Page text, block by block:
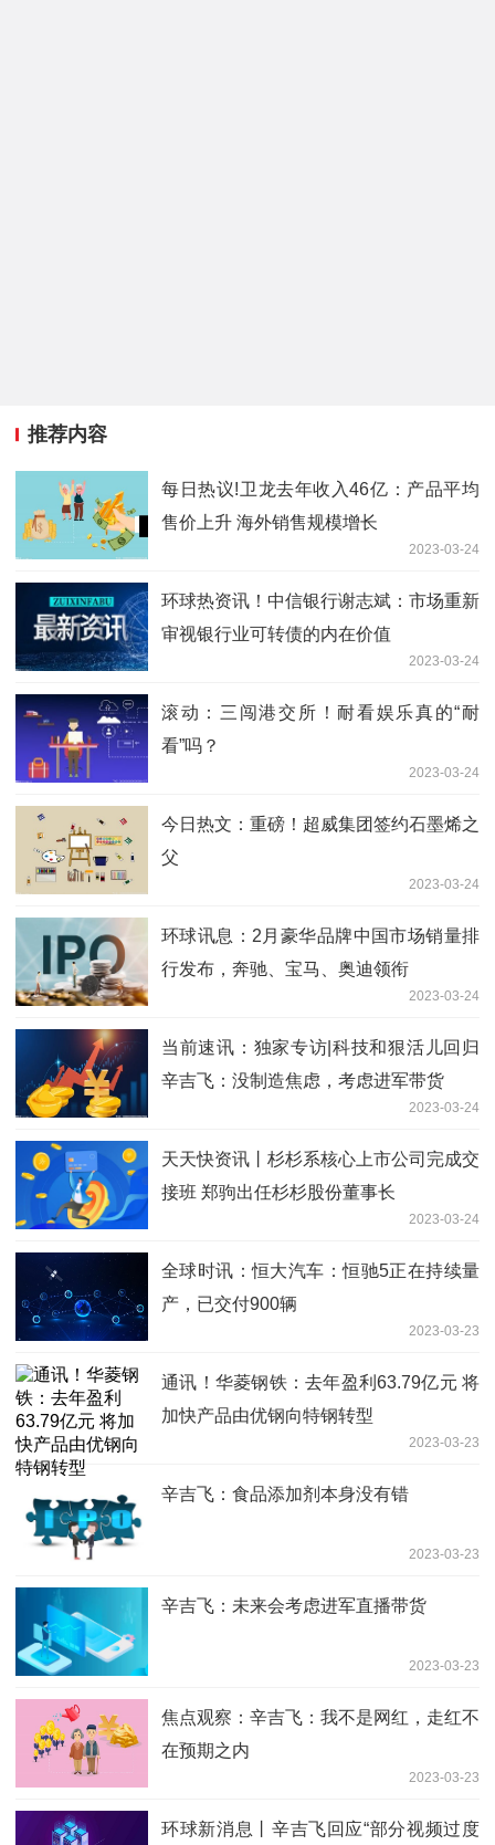
推荐内容
每日热议!卫龙去年收入46亿：产品平均
售价上升 海外销售规模增长
2023-03-24
环球热资讯！中信银行谢志斌：市场重新
审视银行业可转债的内在价值
2023-03-24
滚动：三闯港交所！耐看娱乐真的“耐
看”吗？
2023-03-24
今日热文：重磅！超威集团签约石墨烯之
父
2023-03-24
环球讯息：2月豪华品牌中国市场销量排
行发布，奔驰、宝马、奥迪领衔
2023-03-24
当前速讯：独家专访|科技和狠活儿回归
辛吉飞：没制造焦虑，考虑进军带货
2023-03-24
天天快资讯丨杉杉系核心上市公司完成交
接班 郑驹出任杉杉股份董事长
2023-03-24
全球时讯：恒大汽车：恒驰5正在持续量
产，已交付900辆
2023-03-23
通讯！华菱钢铁：去年盈利63.79亿元 将
加快产品由优钢向特钢转型
2023-03-23
辛吉飞：食品添加剂本身没有错
2023-03-23
辛吉飞：未来会考虑进军直播带货
2023-03-23
焦点观察：辛吉飞：我不是网红，走红不
在预期之内
2023-03-23
环球新消息丨辛吉飞回应“部分视频过度